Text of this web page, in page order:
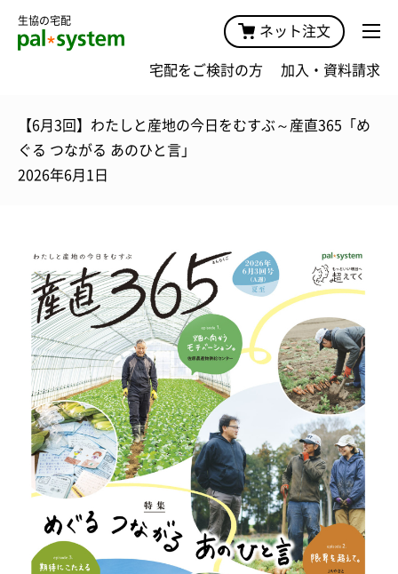
生協の宅配
ネット注文
宅配をご検討の方 加入・資料請求
【6月3回】わたしと産地の今日をむすぶ～産直365「め
ぐる つながる あのひと言」
2026年6月1日